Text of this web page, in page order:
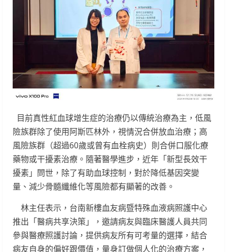
目前真性紅血球增生症的治療仍以傳統治療為主，低風
險族群除了使用阿斯匹林外，視情況合併放血治療；高
風險族群（超過60歲或曾有血栓病史）則合併口服化療
藥物或干擾素治療。隨著醫學進步，近年「新型長效干
擾素」問世，除了有助血球控制，對於降低基因突變
量、減少骨髓纖維化等風險都有顯著的改善。
林主任表示，台南新樓血友病暨特殊血液病照護中心
推出「醫病共享決策」，邀請病友與臨床醫護人員共同
參與醫療照護討論，提供病友所有可考量的選擇，結合
病友自身的偏好跟價值，量身訂做個人化的治療方案，